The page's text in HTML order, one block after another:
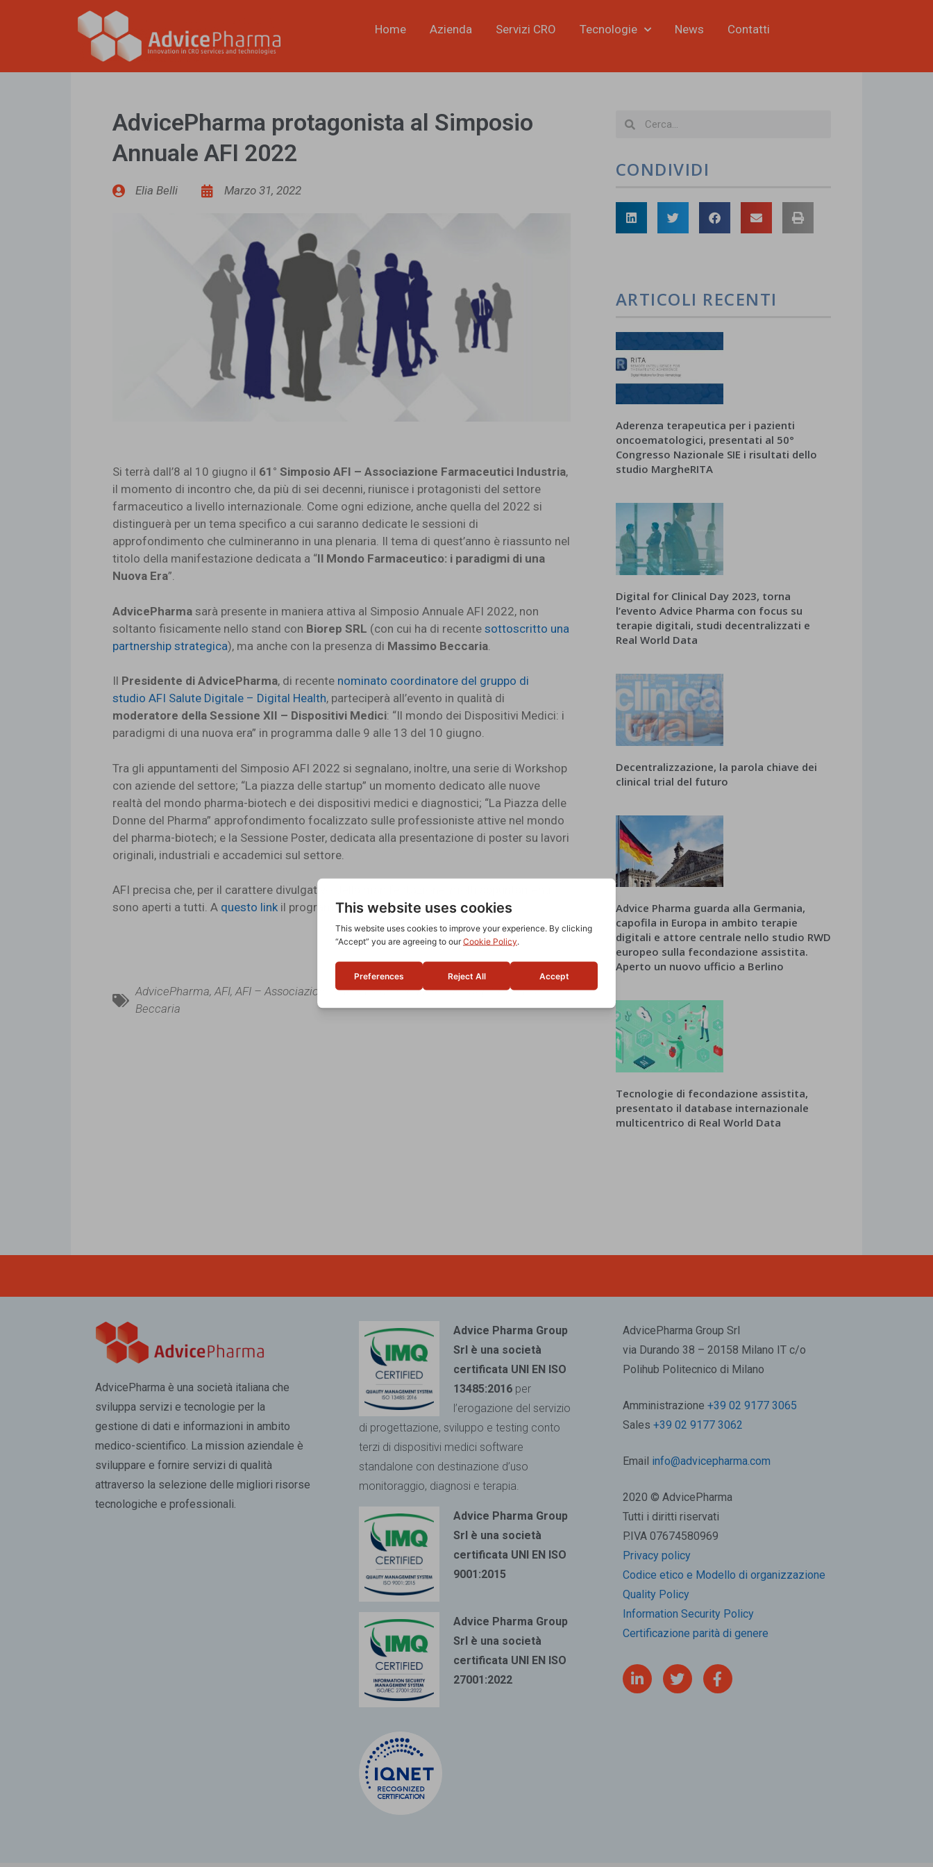
Home Azienda Servizi CRO Tecnologie News Contatti
AdvicePharma protagonista al Simposio
Annuale AFI 2022
Elia Belli Marzo 31, 2022
Si terrà dall’8 al 10 giugno il 61° Simposio AFI – Associazione Farmaceutici Industria,
il momento di incontro che, da più di sei decenni, riunisce i protagonisti del settore
farmaceutico a livello internazionale. Come ogni edizione, anche quella del 2022 si
distinguerà per un tema specifico a cui saranno dedicate le sessioni di
approfondimento che culmineranno in una plenaria. Il tema di quest’anno è riassunto nel
titolo della manifestazione dedicata a “Il Mondo Farmaceutico: i paradigmi di una
Nuova Era”.
AdvicePharma sarà presente in maniera attiva al Simposio Annuale AFI 2022, non
soltanto fisicamente nello stand con Biorep SRL (con cui ha di recente sottoscritto una
partnership strategica), ma anche con la presenza di Massimo Beccaria
Il Presidente di AdvicePharma, di recente nominato coordinatore del gruppo di
studio AFI Salute Digitale – Digital Health, parteciperà all’evento in qualità di
moderatore della Sessione XII – Dispositivi Medici: “Il mondo dei Dispositivi Medici: i
paradigmi di una nuova era” in programma dalle 9 alle 13 del 10 giugno.
Tra gli appuntamenti del Simposio AFI 2022 si segnalano, inoltre, una serie di Workshop
con aziende del settore; “La piazza delle startup” un momento dedicato alle nuove
realtà del mondo pharma-biotech e dei dispositivi medici e diagnostici; “La Piazza delle
Donne del Pharma” approfondimento focalizzato sulle professioniste attive nel mondo
del pharma-biotech; e la Sessione Poster, dedicata alla presentazione di poster su lavori
originali, industriali e accademici sul settore.
AFI precisa che, per il carattere divulgativo della manifestazione, molti appuntamenti
sono aperti a tutti. A questo link il programma dell’evento.
AdvicePharma,AFI,AFI – Associazione Farmaceutici Industria,BioRep Srl,Massimo
Beccaria
CONDIVIDI
ARTICOLI RECENTI
Aderenza terapeutica per i pazienti
oncoematologici, presentati al 50°
Congresso Nazionale SIE i risultati dello
studio MargheRITA
Digital for Clinical Day 2023, torna
l’evento Advice Pharma con focus su
terapie digitali, studi decentralizzati e
Real World Data
Decentralizzazione, la parola chiave dei
clinical trial del futuro
Advice Pharma guarda alla Germania,
capofila in Europa in ambito terapie
digitali e attore centrale nello studio RWD
europeo sulla fecondazione assistita.
Aperto un nuovo ufficio a Berlino
Tecnologie di fecondazione assistita,
presentato il database internazionale
multicentrico di Real World Data
AdvicePharma è una società italiana che
sviluppa servizi e tecnologie per la
gestione di dati e informazioni in ambito
medico-scientifico. La mission aziendale è
sviluppare e fornire servizi di qualità
attraverso la selezione delle migliori risorse
tecnologiche e professionali.
Advice Pharma Group
Srl è una società
certificata UNI EN ISO
13485:2016per
l’erogazione del servizio
di progettazione, sviluppo e testing conto
terzi di dispositivi medici software
standalone con destinazione d’uso
monitoraggio, diagnosi e terapia.
Advice Pharma Group
Srl è una società
certificata UNI EN ISO
9001:2015
Advice Pharma Group
Srl è una società
certificata UNI EN ISO
27001:2022
AdvicePharma Group Srl
via Durando 38 – 20158 Milano IT c/o
Polihub Politecnico di Milano
Amministrazione +39 02 9177 3065
Sales +39 02 9177 3062
Email info@advicepharma.com
2020 © AdvicePharma
Tutti i diritti riservati
P.IVA 07674580969
Privacy policy
Codice etico e Modello di organizzazione
Quality Policy
Information Security Policy
Certificazione parità di genere